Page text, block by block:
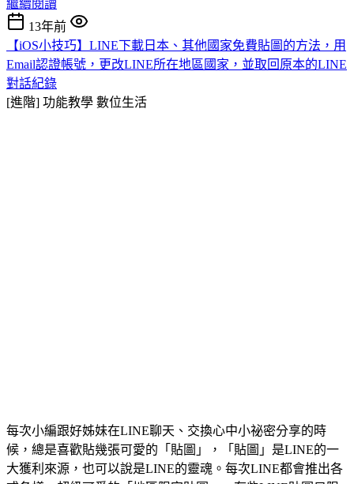
繼續閱讀
13年前
【iOS小技巧】LINE下載日本、其他國家免費貼圖的方法，用
Email認證帳號，更改LINE所在地區國家，並取回原本的LINE
對話紀錄
[進階] 功能教學 數位生活
每次小編跟好姊妹在LINE聊天、交換心中小祕密分享的時
候，總是喜歡貼幾張可愛的「貼圖」，「貼圖」是LINE的一
大獲利來源，也可以說是LINE的靈魂。每次LINE都會推出各